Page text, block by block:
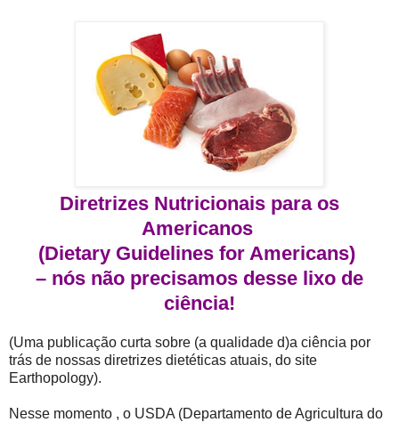
Diretrizes Nutricionais para os
Americanos
(Dietary Guidelines for Americans)
– nós não precisamos desse lixo de
ciência!
(Uma publicação curta sobre (a qualidade d)a ciência por
trás de nossas diretrizes dietéticas atuais, do site
Earthopology).
Nesse momento , o USDA (Departamento de Agricultura do